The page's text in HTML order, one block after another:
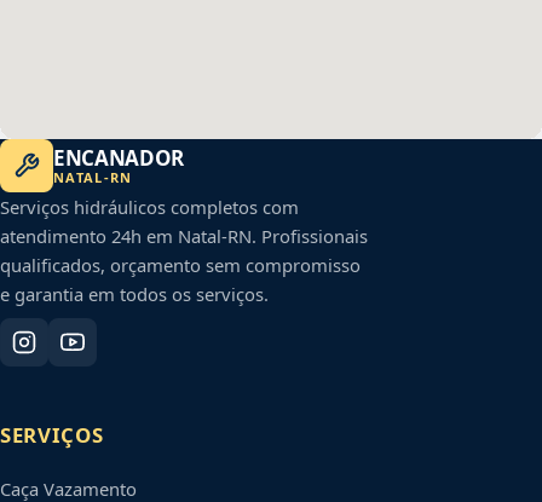
ENCANADOR
NATAL-RN
Serviços hidráulicos completos com
atendimento 24h em Natal-RN. Profissionais
qualificados, orçamento sem compromisso
e garantia em todos os serviços.
SERVIÇOS
Caça Vazamento